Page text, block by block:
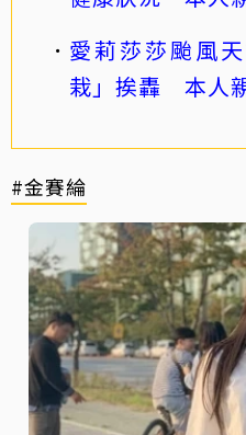
愛莉莎莎颱風
栽」挨轟 本人
#金賽綸